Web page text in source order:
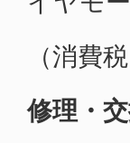
（消費
修理・